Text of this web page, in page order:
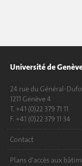
Université de
24 rue du Général-
1211 Genève 4
T. +41 (0)22 379 71 11
F. +41 (0)22 379 11 34
Contact
Plans d'accès aux